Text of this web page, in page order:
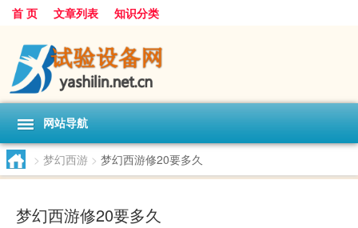
首 页 文章列表 知识分类
网站导航
> 梦幻西游 > 梦幻西游修20要多久
梦幻西游修20要多久